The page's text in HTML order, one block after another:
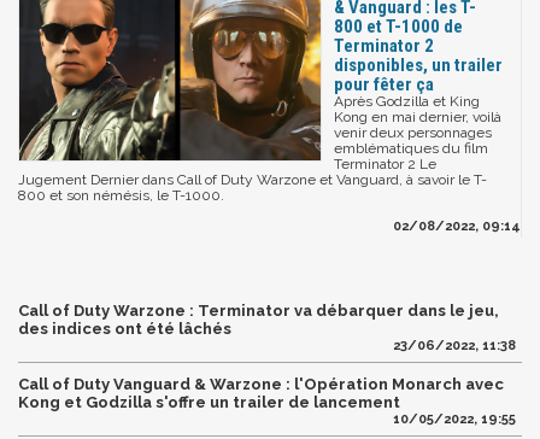
& Vanguard : les T-
800 et T-1000 de
Terminator 2
disponibles, un trailer
pour fêter ça
Après Godzilla et King
Kong en mai dernier, voilà
venir deux personnages
emblématiques du film
Terminator 2 Le
Jugement Dernier dans Call of Duty Warzone et Vanguard, à savoir le T-
800 et son némésis, le T-1000.
02/08/2022, 09:14
Call of Duty Warzone : Terminator va débarquer dans le jeu,
des indices ont été lâchés
23/06/2022, 11:38
Call of Duty Vanguard & Warzone : l'Opération Monarch avec
Kong et Godzilla s'offre un trailer de lancement
10/05/2022, 19:55